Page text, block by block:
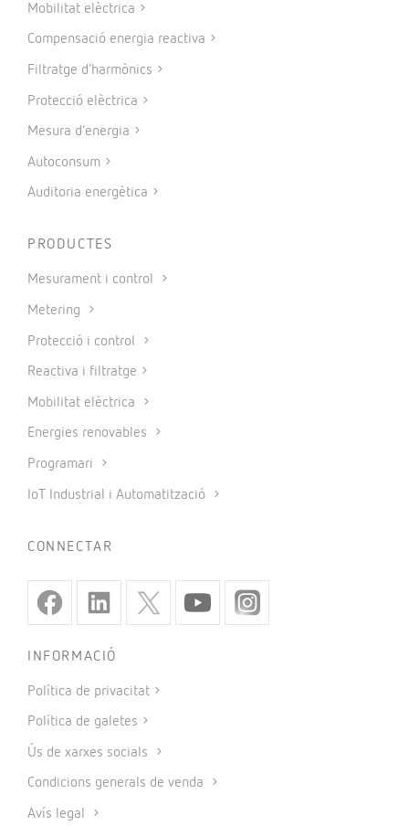
Mobilitat elèctrica
Compensació energia reactiva
Filtratge d’harmònics
Protecció elèctrica
Mesura d’energia
Autoconsum
Auditoria energètica
PRODUCTES
Mesurament i control
Metering
Protecció i control
Reactiva i filtratge
Mobilitat elèctrica
Energies renovables
Programari
IoT Industrial i Automatització
CONNECTAR
INFORMACIÓ
Política de privacitat
Política de galetes
Ús de xarxes socials
Condicions generals de venda
Avís legal